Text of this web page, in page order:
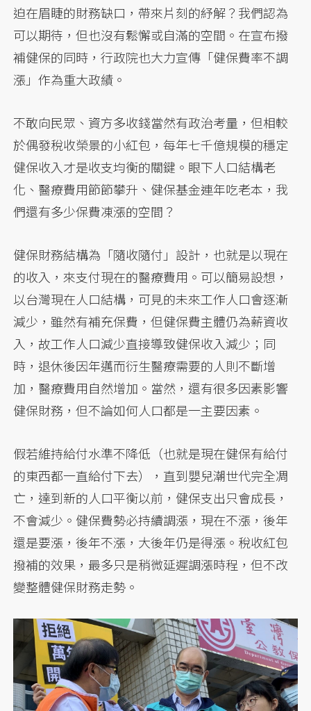
迫在眉睫的財務缺口，帶來片刻的紓解？我們認為
可以期待，但也沒有鬆懈或自滿的空間。在宣布撥
補健保的同時，行政院也大力宣傳「健保費率不調
漲」作為重大政績。
不敢向民眾、資方多收錢當然有政治考量，但相較
於偶發稅收榮景的小紅包，每年七千億規模的穩定
健保收入才是收支均衡的關鍵。眼下人口結構老
化、醫療費用節節攀升、健保基金連年吃老本，我
們還有多少保費凍漲的空間？
健保財務結構為「隨收隨付」設計，也就是以現在
的收入，來支付現在的醫療費用。可以簡易設想，
以台灣現在人口結構，可見的未來工作人口會逐漸
減少，雖然有補充保費，但健保費主體仍為薪資收
入，故工作人口減少直接導致健保收入減少；同
時，退休後因年邁而衍生醫療需要的人則不斷增
加，醫療費用自然增加。當然，還有很多因素影響
健保財務，但不論如何人口都是一主要因素。
假若維持給付水準不降低（也就是現在健保有給付
的東西都一直給付下去），直到嬰兒潮世代完全凋
亡，達到新的人口平衡以前，健保支出只會成長，
不會減少。健保費勢必持續調漲，現在不漲，後年
還是要漲，後年不漲，大後年仍是得漲。稅收紅包
撥補的效果，最多只是稍微延遲調漲時程，但不改
變整體健保財務走勢。